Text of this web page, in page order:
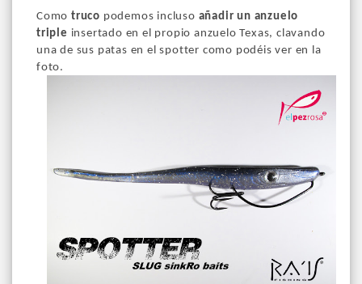
Como truco podemos incluso añadir un anzuelo
triple insertado en el propio anzuelo Texas, clavando
una de sus patas en el spotter como podéis ver en la
foto.